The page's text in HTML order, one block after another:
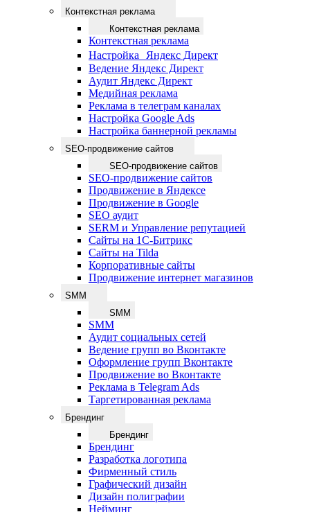
Контекстная реклама
Контекстная реклама
Контекстная реклама
Настройка Яндекс Директ
Ведение Яндекс Директ
Аудит Яндекс Директ
Медийная реклама
Реклама в телеграм каналах
Настройка Google Ads
Настройка баннерной рекламы
SEO-продвижение сайтов
SEO-продвижение сайтов
SEO-продвижение сайтов
Продвижение в Яндексе
Продвижение в Google
SEO аудит
SERM и Управление репутацией
Сайты на 1С-Битрикс
Сайты на Tilda
Корпоративные сайты
Продвижение интернет магазинов
SMM
SMM
SMM
Аудит социальных сетей
Ведение групп во Вконтакте
Оформление групп Вконтакте
Продвижение во Вконтакте
Реклама в Telegram Ads
Таргетированная реклама
Брендинг
Брендинг
Брендинг
Разработка логотипа
Фирменный стиль
Графический дизайн
Дизайн полиграфии
Нейминг